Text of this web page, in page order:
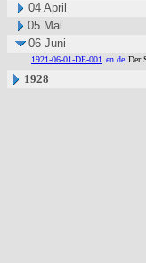
04 April
05 Mai
06 Juni
1921-06-01-DE-001 en de Der
1928